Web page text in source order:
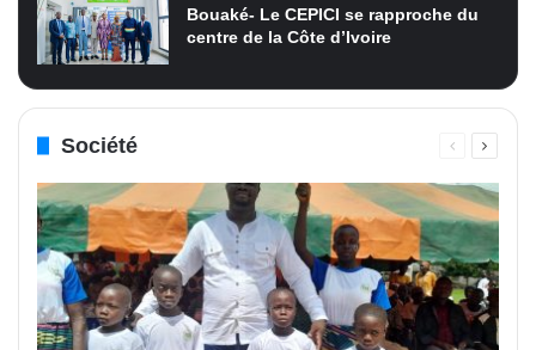
Bouaké- Le CEPICI se rapproche du
centre de la Côte d’Ivoire
Société
PagePage